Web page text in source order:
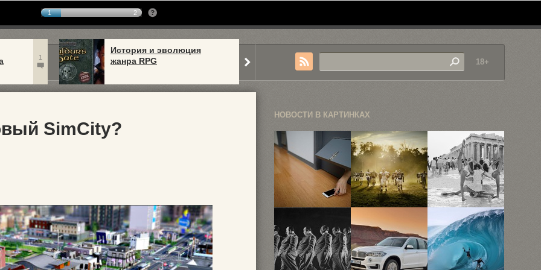
1 2
1
История и эволюция
жанра RPG
18+
SimCity?
НОВОСТИ В КАРТИНКАХ
«Тюрьма
внутри
меня», или
как ...
Коммерческая
фотография
Джонатана
Барката
«В
Акрополе»:
12
фотографий
туристов ...